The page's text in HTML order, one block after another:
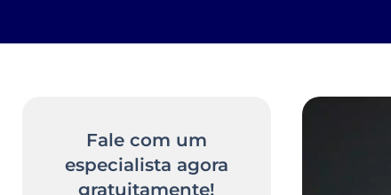
Fale com um
especialista agora
gratuitamente!